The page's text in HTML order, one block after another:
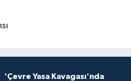
'Çevre Yasa Kavagası'nda